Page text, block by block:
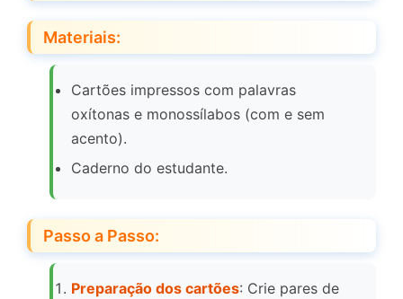
Materiais:
Cartões impressos com palavras
oxítonas e monossílabos (com e sem
acento).
Caderno do estudante.
Passo a Passo:
Preparação dos cartões: Crie pares de